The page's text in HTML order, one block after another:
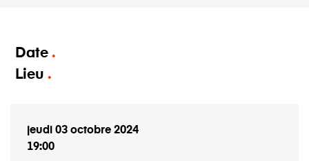
Date
Lieu
jeudi 03 octobre 2024
19:00